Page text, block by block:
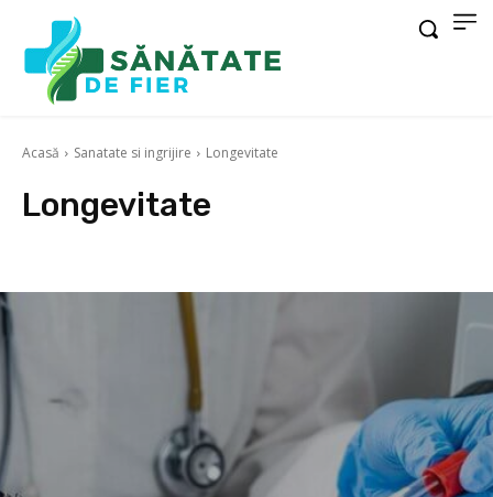
Acasă Sanatate si ingrijire Longevitate
Longevitate